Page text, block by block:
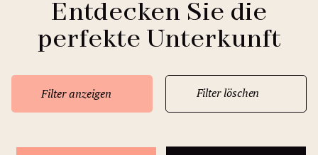
Entdecken Sie die
perfekte Unterkunft
Filter anzeigen Filter löschen